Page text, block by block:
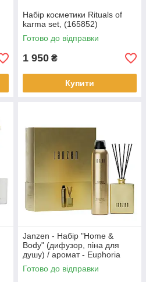
Набір косметики Rituals of
karma set, (165852)
Готово до відправки
1 950 ₴
Купити
Janzen - Набір "Home &
Body" (дифузор, піна для
душу) / аромат - Euphoria
(90130)
Готово до відправки